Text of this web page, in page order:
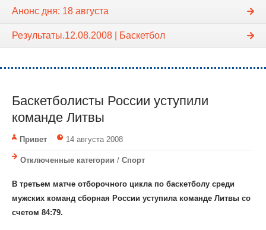
Анонс дня: 18 августа
Результаты.12.08.2008 | Баскетбол
Баскетболисты России уступили
команде Литвы
Привет 14 августа 2008
Отключенные категории / Спорт
В третьем матче отборочного цикла по баскетболу среди
мужских команд сборная России уступила команде Литвы со
счетом 84:79.